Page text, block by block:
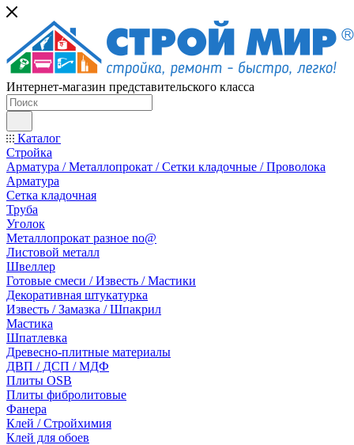
Интернет-магазин представительского класса
Каталог
Стройка
Арматура / Металлопрокат / Сетки кладочные / Проволока
Арматура
Сетка кладочная
Труба
Уголок
Металлопрокат разное no@
Листовой металл
Швеллер
Готовые смеси / Известь / Мастики
Декоративная штукатурка
Известь / Замазка / Шпакрил
Мастика
Шпатлевка
Древесно-плитные материалы
ДВП / ДСП / МДФ
Плиты OSB
Плиты фибролитовые
Фанера
Клей / Стройхимия
Клей для обоев